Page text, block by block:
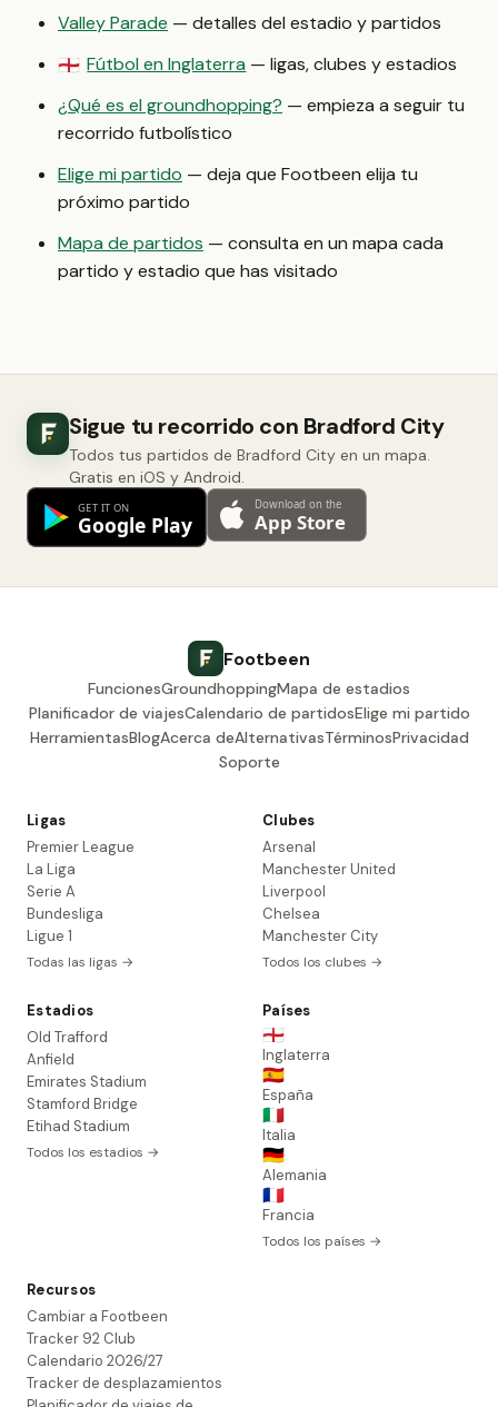
Valley Parade — detalles del estadio y partidos
🏴󠁧󠁢󠁥󠁮󠁧󠁿 Fútbol en Inglaterra — ligas, clubes y estadios
¿Qué es el groundhopping? — empieza a seguir tu
recorrido futbolístico
Elige mi partido — deja que Footbeen elija tu
próximo partido
Mapa de partidos — consulta en un mapa cada
partido y estadio que has visitado
Sigue tu recorrido con Bradford City
Todos tus partidos de Bradford City en un mapa.
Gratis en iOS y Android.
Footbeen
FuncionesGroundhoppingMapa de estadios
Planificador de viajesCalendario de partidosElige mi partido
HerramientasBlogAcerca deAlternativasTérminosPrivacidad
Soporte
Ligas
Premier League
La Liga
Serie A
Bundesliga
Ligue 1
Todas las ligas →
Clubes
Arsenal
Manchester United
Liverpool
Chelsea
Manchester City
Todos los clubes →
Estadios
Old Trafford
Anfield
Emirates Stadium
Stamford Bridge
Etihad Stadium
Todos los estadios →
Países
🏴󠁧󠁢󠁥󠁮󠁧󠁿
Inglaterra
🇪🇸
España
🇮🇹
Italia
🇩🇪
Alemania
🇫🇷
Francia
Todos los países →
Recursos
Cambiar a Footbeen
Tracker 92 Club
Calendario 2026/27
Tracker de desplazamientos